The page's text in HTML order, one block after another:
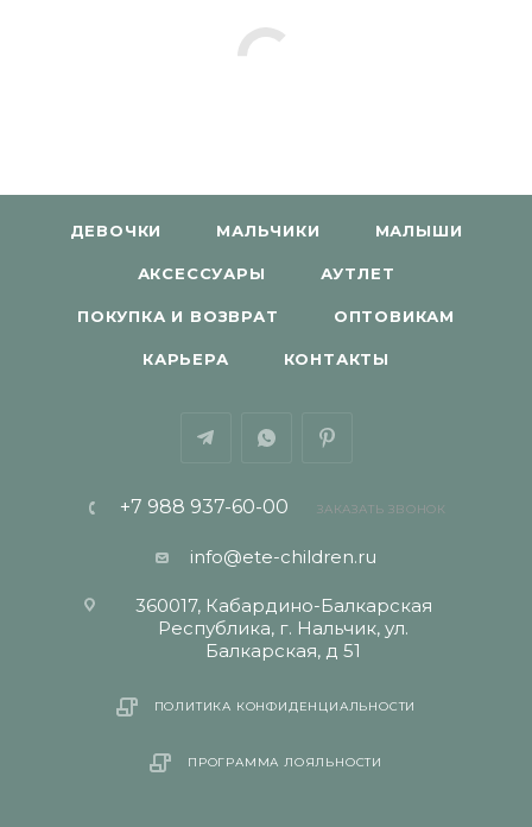
ДЕВОЧКИ МАЛЬЧИКИ МАЛЫШИ
АКСЕССУАРЫ АУТЛЕТ
ПОКУПКА И ВОЗВРАТ ОПТОВИКАМ
КАРЬЕРА КОНТАКТЫ
+7 988 937-60-00 ЗАКАЗАТЬ ЗВОНОК
info@ete-children.ru
360017, Кабардино-Балкарская
Республика, г. Нальчик, ул.
Балкарская, д 51
ПОЛИТИКА КОНФИДЕНЦИАЛЬНОСТИ
ПРОГРАММА ЛОЯЛЬНОСТИ